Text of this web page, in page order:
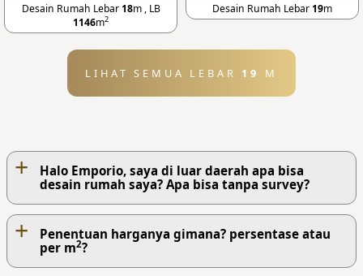
Desain Rumah Lebar 18m , LB
1146m2
Desain Rumah Lebar 19m
LIHAT SEMUA LEBAR 19 M
+
Halo Emporio, saya di luar daerah apa bisa
desain rumah saya? Apa bisa tanpa survey?
+
Penentuan harganya gimana? persentase atau
per m2?